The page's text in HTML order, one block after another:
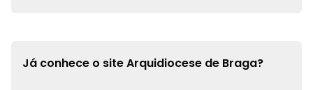
Já conhece o siteArquidiocese de Braga?